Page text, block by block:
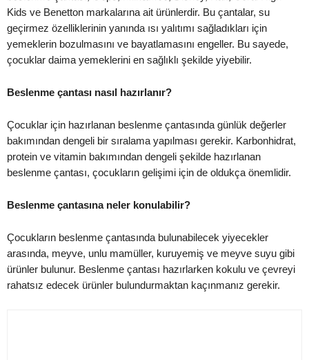
Kids ve Benetton markalarına ait ürünlerdir. Bu çantalar, su
geçirmez özelliklerinin yanında ısı yalıtımı sağladıkları için
yemeklerin bozulmasını ve bayatlamasını engeller. Bu sayede,
çocuklar daima yemeklerini en sağlıklı şekilde yiyebilir.
Beslenme çantası nasıl hazırlanır?
Çocuklar için hazırlanan beslenme çantasında günlük değerler
bakımından dengeli bir sıralama yapılması gerekir. Karbonhidrat,
protein ve vitamin bakımından dengeli şekilde hazırlanan
beslenme çantası, çocukların gelişimi için de oldukça önemlidir.
Beslenme çantasına neler konulabilir?
Çocukların beslenme çantasında bulunabilecek yiyecekler
arasında, meyve, unlu mamüller, kuruyemiş ve meyve suyu gibi
ürünler bulunur. Beslenme çantası hazırlarken kokulu ve çevreyi
rahatsız edecek ürünler bulundurmaktan kaçınmanız gerekir.